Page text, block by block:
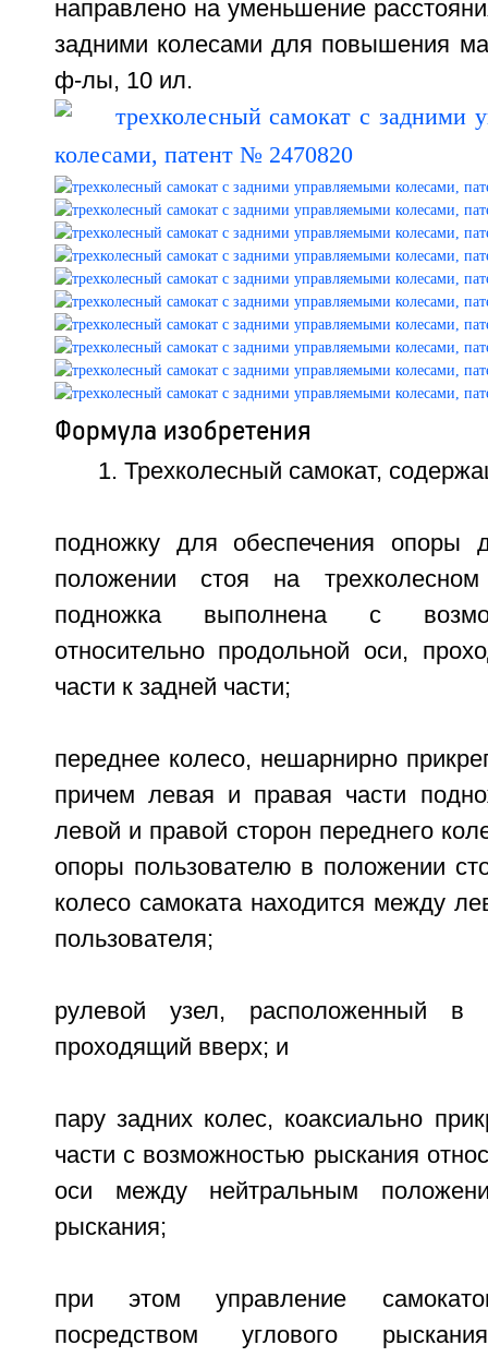
направлено на уменьшение
задними колесами для повышения
ф-лы, 10 ил.
Формула изобретения
1. Трехколесный самокат,
подножку для обеспечения опоры
положении стоя на
подножка выполнена с
относительно продольной оси,
части к задней части;
переднее колесо, нешарнирно
причем левая и правая части
левой и правой сторон переднего
опоры пользователю в положении
колесо самоката находится между
пользователя;
рулевой узел, расположенный в
проходящий вверх; и
пару задних колес, коаксиально
части с возможностью рыскания
оси между нейтральным
рыскания;
при этом управление
посредством углового